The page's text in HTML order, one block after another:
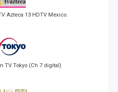
Azteca 13 HDTV Mexico.
TV Tokyo (Ch 7 digital)